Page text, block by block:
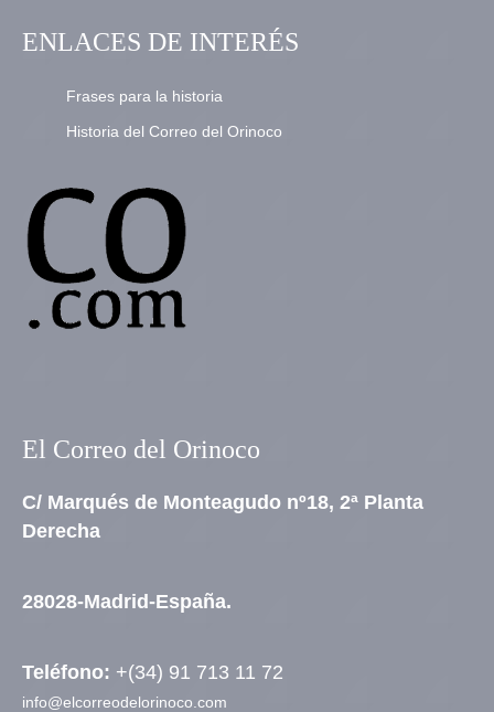
ENLACES DE INTERÉS
Frases para la historia
Historia del Correo del Orinoco
El Correo del Orinoco
C/ Marqués de Monteagudo nº18, 2ª Planta
Derecha
28028-Madrid-España.
Teléfono: +(34) 91 713 11 72
info@elcorreodelorinoco.com